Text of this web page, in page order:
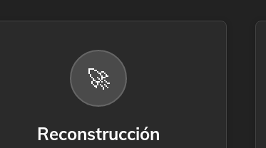
🚀
Reconstrucción